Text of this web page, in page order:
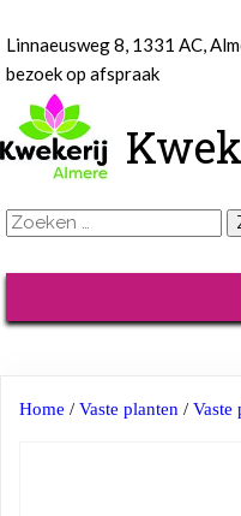
Linnaeusweg 8, 1331 AC,
bezoek op afspraak
Zoeken
Home / Vaste planten / Vaste